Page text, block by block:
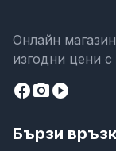
Онлайн
изгодни цени
facebookcamera_altplay_circle
Бързи